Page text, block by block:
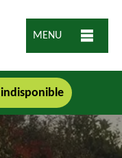
MENU
indisponible